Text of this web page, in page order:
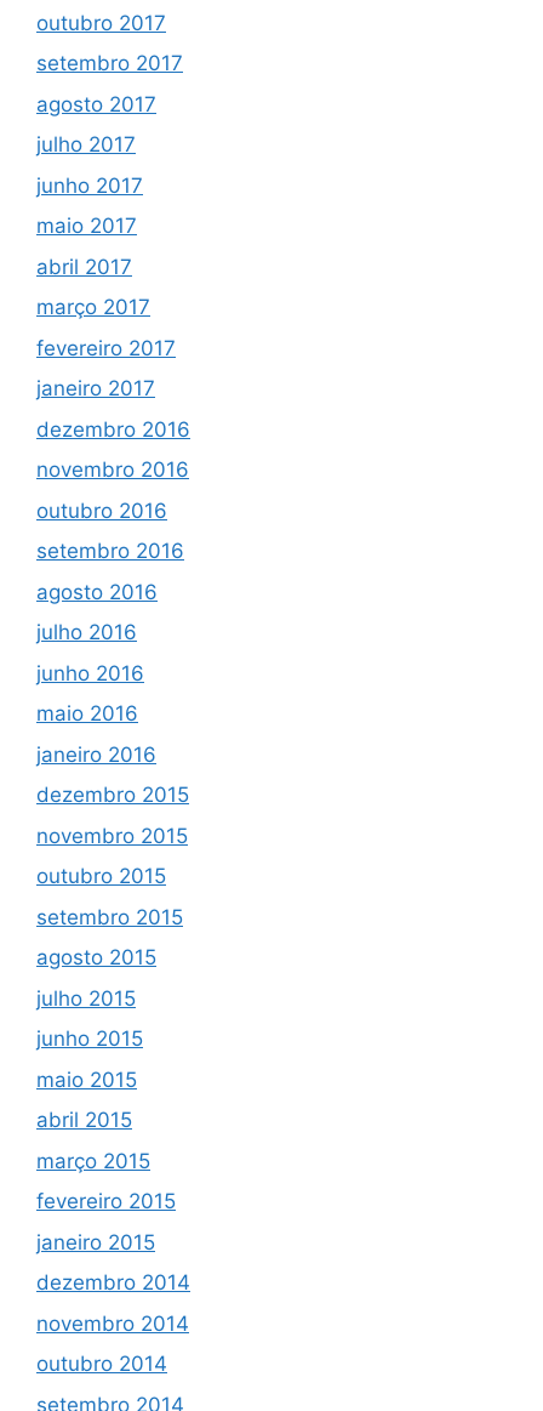
outubro 2017
setembro 2017
agosto 2017
julho 2017
junho 2017
maio 2017
abril 2017
março 2017
fevereiro 2017
janeiro 2017
dezembro 2016
novembro 2016
outubro 2016
setembro 2016
agosto 2016
julho 2016
junho 2016
maio 2016
janeiro 2016
dezembro 2015
novembro 2015
outubro 2015
setembro 2015
agosto 2015
julho 2015
junho 2015
maio 2015
abril 2015
março 2015
fevereiro 2015
janeiro 2015
dezembro 2014
novembro 2014
outubro 2014
setembro 2014